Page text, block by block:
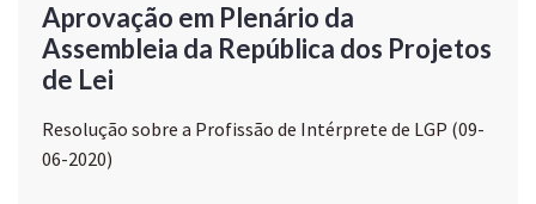
Aprovação em Plenário da
Assembleia da República dos Projetos
de Lei
Resolução sobre a Profissão de Intérprete de LGP (09-
06-2020)